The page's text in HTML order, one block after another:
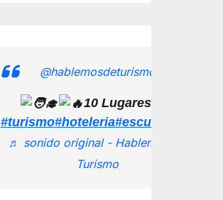
@hablemosdeturismomx
10 Lugares en los
#turismo#hoteleria
♬ sonido original - Hablemos de
Turismo